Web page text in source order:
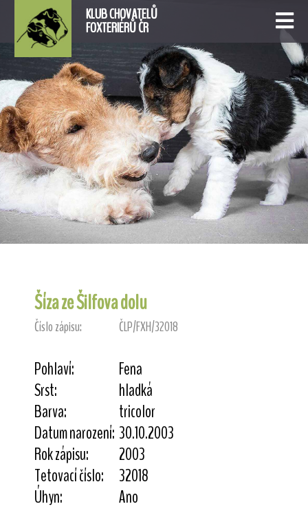
KLUB CHOVATELŮ
FOXTERIÉRŮ ČR
Šíza ze Šilfova dolu
Číslo zápisu: ČLP/FXH/32018
Pohlaví:
Fena
Srst:
hladká
Barva:
tricolor
Datum narození: 30.10.2003
Rok zápisu:
2003
Tetovací číslo:
32018
Úhyn:
Ano